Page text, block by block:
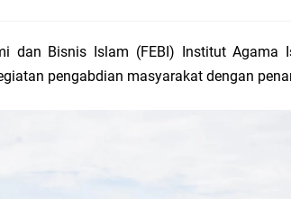
Warga Desa Sungai Alai Curhat Ke Ibu Hadijah
dan Bisnis Islam (FEBI) Institut Agama
pengabdian masyarakat dengan